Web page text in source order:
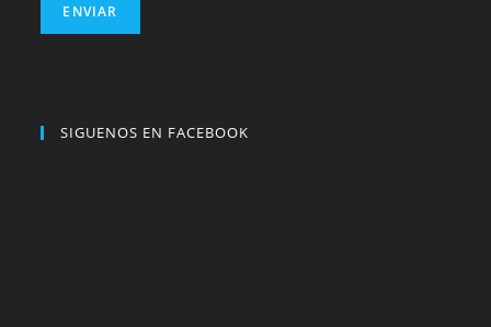
ENVIAR
SIGUENOS EN FACEBOOK